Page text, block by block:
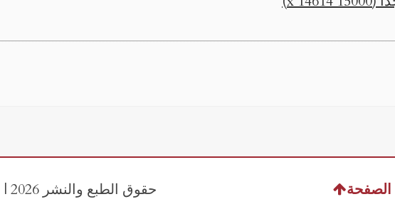
حقوق الطبع والنشر 2026 | الصفحة